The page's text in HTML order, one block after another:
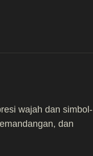
wajah dan simbol-
dan